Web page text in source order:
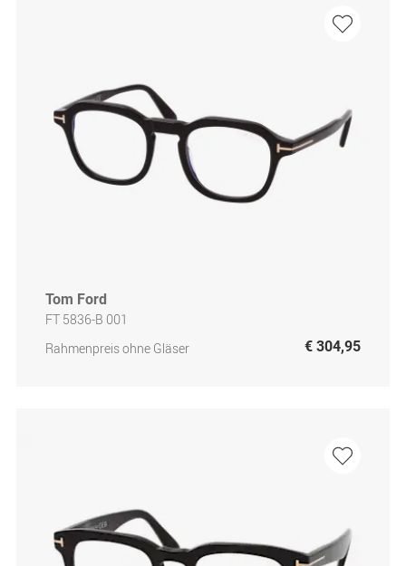
Tom Ford
FT 5836-B 001
Rahmenpreis ohne Gläser
€ 304,95